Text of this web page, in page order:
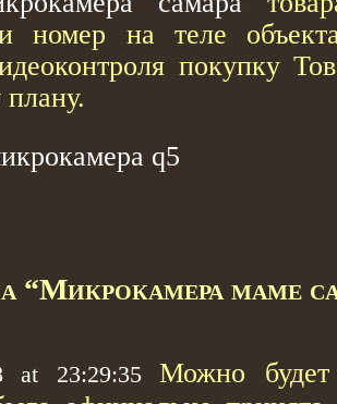
и номер на теле
покупку
q5
“Микрокамера mame
at 23:29:35
Можно